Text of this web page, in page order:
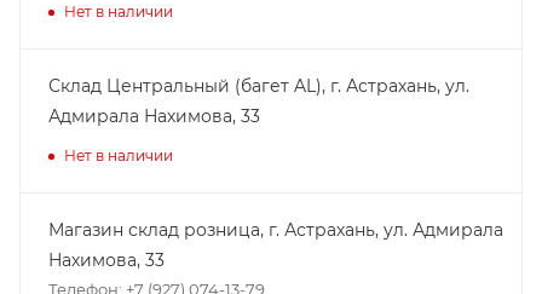
Нет в наличии
Склад Центральный (багет AL), г. Астрахань, ул.
Адмирала Нахимова, 33
Нет в наличии
Магазин склад розница, г. Астрахань, ул. Адмирала
Нахимова, 33
Телефон: +7 (927) 074-13-79,